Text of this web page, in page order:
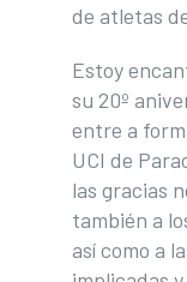
de atletas
Estoy
su 20º
entre a
UCI de
las gracias
también a
así como a